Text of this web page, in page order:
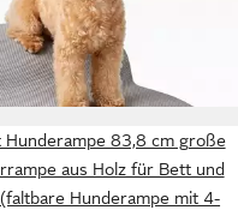
€ UVP 49,99 €
bei dir
Hunderampe 83,8 cm große
aus Holz für Bett und
Hunderampe mit 4-